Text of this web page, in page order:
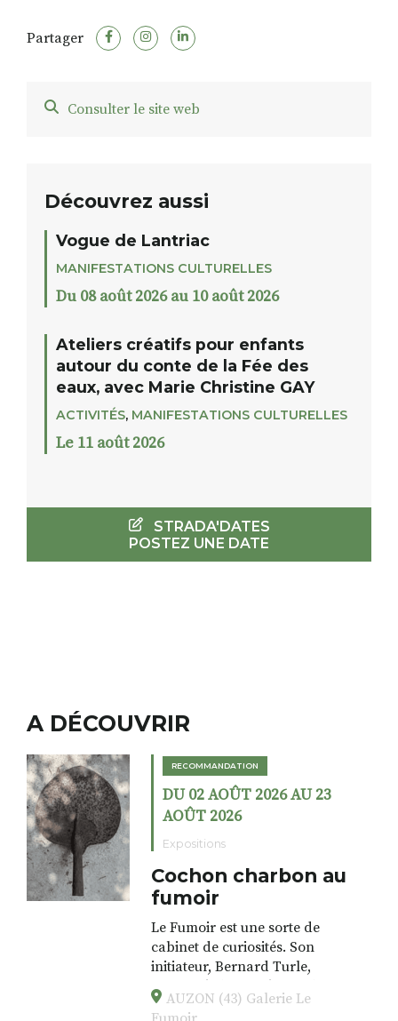
Partager
Consulter le site web
Découvrez aussi
Vogue de Lantriac
MANIFESTATIONS CULTURELLES
Du 08 août 2026 au 10 août 2026
Ateliers créatifs pour enfants
autour du conte de la Fée des
eaux, avec Marie Christine GAY
ACTIVITÉS, MANIFESTATIONS CULTURELLES
Le 11 août 2026
STRADA'DATES
POSTEZ UNE DATE
A DÉCOUVRIR
RECOMMANDATION
DU 02 AOÛT 2026 AU 23
AOÛT 2026
Expositions
Cochon charbon au
fumoir
Le Fumoir est une sorte de
cabinet de curiosités. Son
initiateur, Bernard Turle,
s’amuse à donner à voir des
associations fertiles, graves ou
AUZON (43) Galerie Le